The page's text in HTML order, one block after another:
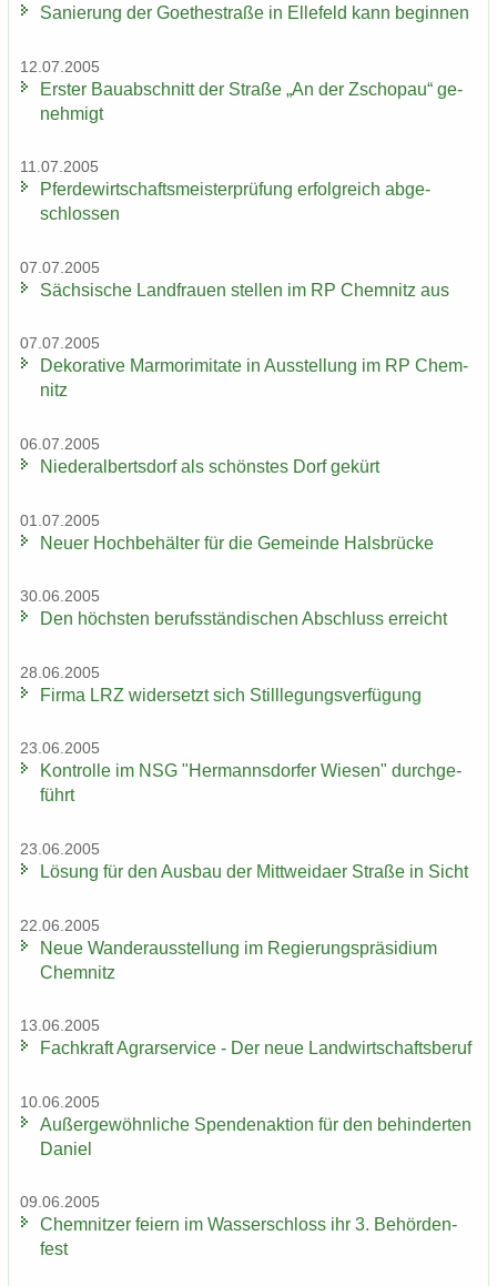
Sa­nie­rung der Goe­the­stra­ße in El­le­feld kann be­gin­nen
12.07.2005
Ers­ter Bau­ab­schnitt der Stra­ße „An der Zscho­pau“ ge­
neh­migt
11.07.2005
Pfer­de­wirt­schafts­meis­ter­prü­fung er­folg­reich ab­ge­
schlos­sen
07.07.2005
Säch­si­sche Land­frau­en stel­len im RP Chem­nitz aus
07.07.2005
De­ko­ra­ti­ve Mar­mo­r­imi­ta­te in Aus­stel­lung im RP Chem­
nitz
06.07.2005
Nie­der­al­berts­dorf als schöns­tes Dorf ge­kürt
01.07.2005
Neuer Hoch­be­häl­ter für die Ge­mein­de Hals­brü­cke
30.06.2005
Den höchs­ten be­rufs­stän­di­schen Ab­schluss er­reicht
28.06.2005
Firma LRZ wi­der­setzt sich Still­le­gungs­ver­fü­gung
23.06.2005
Kon­trol­le im NSG "Her­manns­dor­fer Wie­sen" durch­ge­
führt
23.06.2005
Lö­sung für den Aus­bau der Mitt­wei­da­er Stra­ße in Sicht
22.06.2005
Neue Wan­der­aus­stel­lung im Re­gie­rungs­prä­si­di­um
Chem­nitz
13.06.2005
Fach­kraft Agrar­ser­vice - Der neue Land­wirt­schafts­be­ruf
10.06.2005
Au­ßer­ge­wöhn­li­che Spen­den­ak­ti­on für den be­hin­der­ten
Da­ni­el
09.06.2005
Chem­nit­zer fei­ern im Was­ser­schloss ihr 3. Be­hör­den­
fest